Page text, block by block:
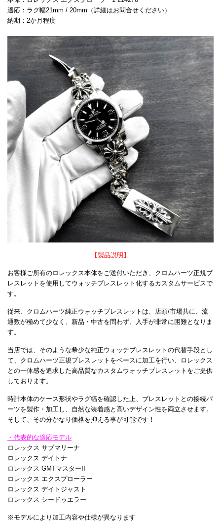
適応：ラグ幅21mm / 20mm（詳細はお問合せください）
納期：2か月程度
【製品説明】
お客様ご所有のロレックス本体をご送付いただき、クロムハーツ正規ブ
レスレットを使用してウォッチブレスレット化するカスタムサービスで
す。
従来、クロムハーツ純正ウォッチブレスレットは、店頭/市場共に、流
通数が極めて少なく、新品・中古を問わず、入手が非常に困難となりま
す。
当店では、そのような希少な純正ウォッチブレスレットの代替手段とし
て、クロムハーツ正規ブレスレットをベースに加工を行い、ロレックス
との一体感を追求した高品質なカスタムウォッチブレスレットをご提供
しております。
時計本体のケース形状やラグ幅を確認した上、ブレスレットとの接続パ
ーツを製作・加工し、自然な装着感と高いデザイン性を両立させます。
そして、その分かなり価格を抑える事が可能です！
・代表的な適応モデル
ロレックス サブマリーナ
ロレックス デイトナ
ロレックス GMTマスターII
ロレックス エクスプローラー
ロレックス デイトジャスト
ロレックス シードゥエラー
※モデルにより加工内容や仕様が異なります